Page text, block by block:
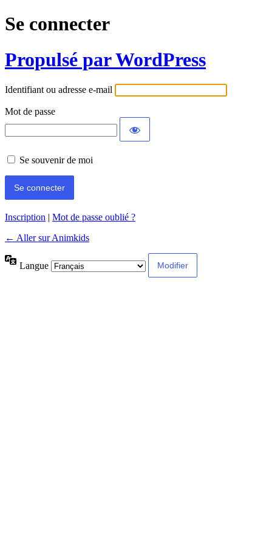
Se connecter
Propulsé par WordPress
Identifiant ou adresse e-mail
Mot de passe
Se souvenir de moi
Inscription | Mot de passe oublié ?
← Aller sur Animkids
Langue